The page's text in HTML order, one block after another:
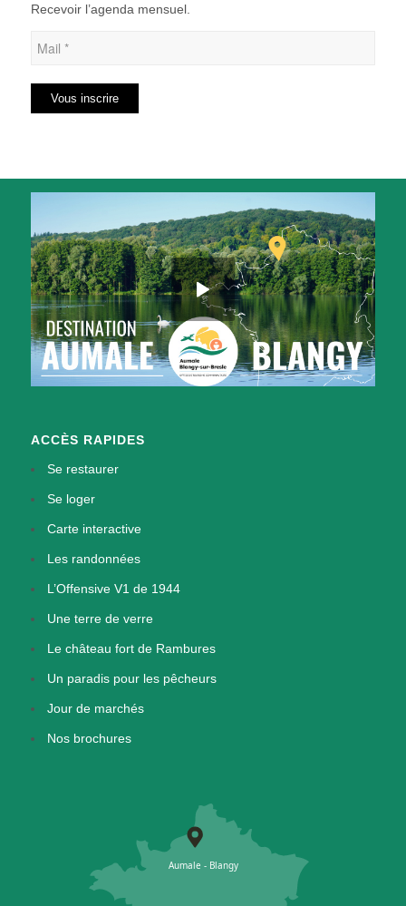
Recevoir l’agenda mensuel.
ACCÈS RAPIDES
Se restaurer
Se loger
Carte interactive
Les randonnées
L’Offensive V1 de 1944
Une terre de verre
Le château fort de Rambures
Un paradis pour les pêcheurs
Jour de marchés
Nos brochures